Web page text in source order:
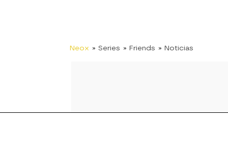
Neox » Series » Friends » Noticias